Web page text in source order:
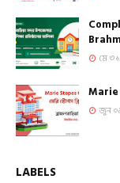
মে
Marie
জুন
LABELS